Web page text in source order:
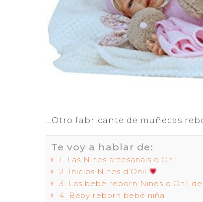
…Otro fabricante de muñecas
Te voy a hablar de:
Las Nines artesanals d’Onil.
Inicios Nines d’Onil
Las bebé reborn Nines d’Onil
Baby reborn bebé niña